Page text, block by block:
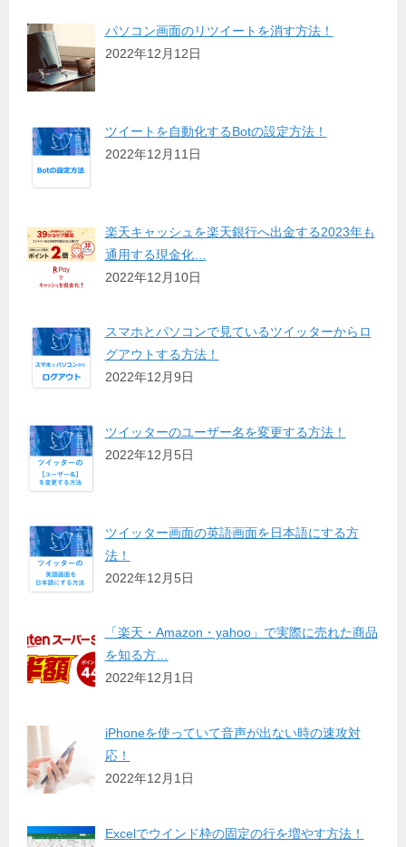
パソコン画面のリツイートを消す方法！
2022年12月12日
ツイートを自動化するBotの設定方法！
2022年12月11日
楽天キャッシュを楽天銀行へ出金する2023年も
通用する現金化…
2022年12月10日
スマホとパソコンで見ているツイッターからロ
グアウトする方法！
2022年12月9日
ツイッターのユーザー名を変更する方法！
2022年12月5日
ツイッター画面の英語画面を日本語にする方
法！
2022年12月5日
「楽天・Amazon・yahoo」で実際に売れた商品
を知る方…
2022年12月1日
iPhoneを使っていて音声が出ない時の速攻対
応！
2022年12月1日
Excelでウインド枠の固定の行を増やす方法！